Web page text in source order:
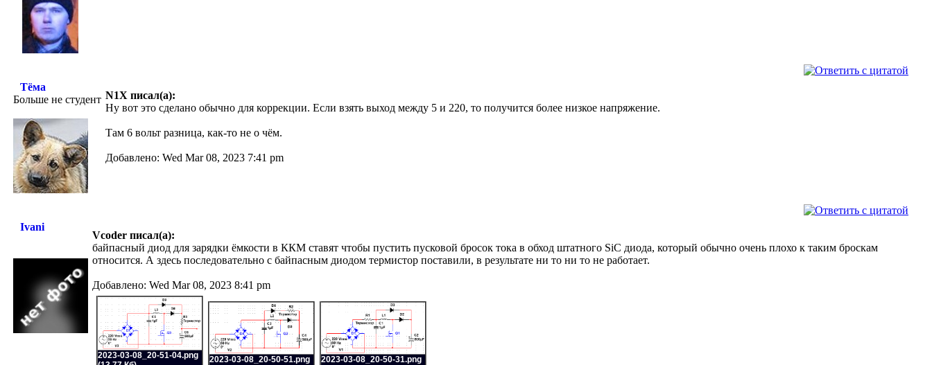
Тёма
Больше не студент N1X писал(а):
Ну вот это сделано обычно для коррекции. Если взять выход между 5 и 220, то получится более низкое напряжение.
Там 6 вольт разница, как-то не о чём.
Добавлено: Wed Mar 08, 2023 7:41 pm
Ivani
Vcoder писал(а):
байпасный диод для зарядки ёмкости в ККМ ставят чтобы пустить пусковой бросок тока в обход штатного SiC диода, который обычно очень плохо к таким броскам
относится. А здесь последовательно с байпасным диодом термистор поставили, в результате ни то ни то не работает.
Добавлено: Wed Mar 08, 2023 8:41 pm
2023-03-08_20-51-04.png
2023-03-08_20-50-51.png
2023-03-08_20-50-31.png